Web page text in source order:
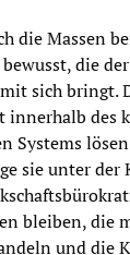
die Massen
die
sich bringt.
innerhalb des
Systems
sie unter der
bleiben, die
und die